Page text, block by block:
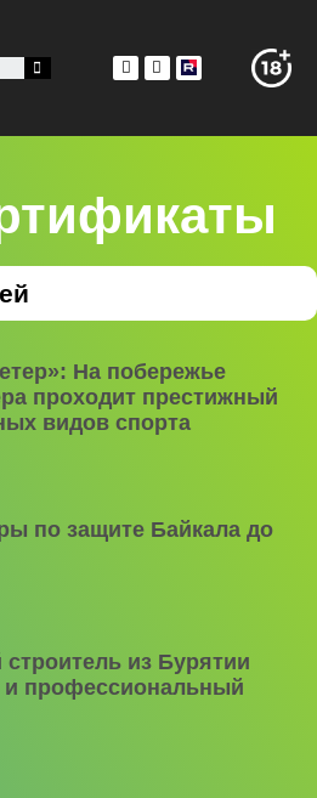
На побережье
проходит престижный
видов спорта
по защите Байкала до
из Бурятии
и профессиональный